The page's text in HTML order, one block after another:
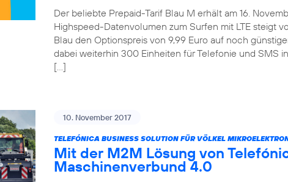
Der beliebte Prepaid-Tarif Blau M erhält am 16.
Highspeed-Datenvolumen zum Surfen mit LTE steigt
Blau den Optionspreis von 9,99 Euro auf noch
dabei weiterhin 300 Einheiten für Telefonie und SMS
[…]
10. November 2017
TELEFÓNICA BUSINESS SOLUTION FÜR VÖLKEL
Mit der M2M Lösung von
Maschinenverbund 4.0